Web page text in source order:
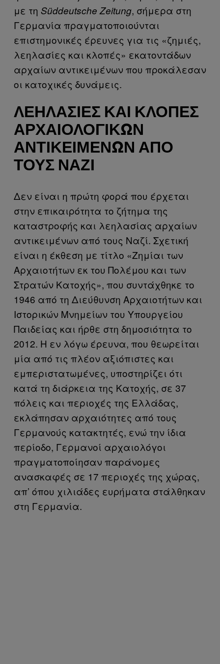
με τη Süddeutsche Zeitung, σήμερα στη
Γερμανία πραγματοποιούνται
επιστημονικές έρευνες για τις «ζημιές,
λεηλασίες και κλοπές» εκατοντάδων
αρχαίων αντικειμένων που προκάλεσαν
οι κατοχικές δυνάμεις.
ΛΕΗΛΑΣΊΕΣ ΚΑΙ ΚΛΟΠΈΣ
ΑΡΧΑΙΟΛΟΓΙΚΏΝ
ΑΝΤΙΚΕΙΜΈΝΩΝ ΑΠΌ
ΤΟΥΣ ΝΑΖΊ
Δεν είναι η πρώτη φορά που έρχεται
στην επικαιρότητα το ζήτημα της
καταστροφής και λεηλασίας αρχαίων
αντικειμένων από τους Ναζί. Σχετική
είναι η έκθεση με τίτλο «Ζημίαι των
Αρχαιοτήτων εκ του Πολέμου και των
Στρατών Κατοχής», που συντάχθηκε το
1946 από τη Διεύθυνση Αρχαιοτήτων και
Ιστορικών Μνημείων του Υπουργείου
Παιδείας και ήρθε στη δημοσιότητα το
2012. Η εν λόγω έρευνα, που θεωρείται
μία από τις πλέον αξιόπιστες και
εμπεριστατωμένες, υποστηρίζει ότι
κατά τη διάρκεια της Κατοχής, σε 37
πόλεις και περιοχές της Ελλάδας,
εκλάπησαν αρχαιότητες από τους
Γερμανούς κατακτητές, ενώ την ίδια
περίοδο, Γερμανοί αρχαιολόγοι
πραγματοποίησαν παράνομες
ανασκαφές σε 17 περιοχές της χώρας,
απ’ όπου χιλιάδες ευρήματα στάλθηκαν
στη Γερμανία.